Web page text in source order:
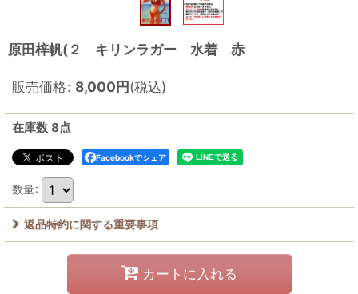
原田梓帆(２ キリンラガー 水着 赤
販売価格: 8,000円(税込)
在庫数 8点
Facebookでシェア
数量:
返品特約に関する重要事項
カートに入れる